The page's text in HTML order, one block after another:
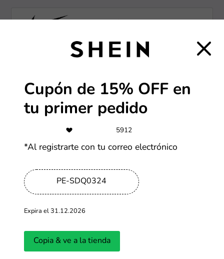
Ofertas Nike de hasta 50% OFF
-50%
Especial de marcas: Ofertas de
hasta 50% OFF
Más cupones de Tiendamia
-70%
Más cupones de SHEIN
Cupón de 15% OFF en
tu primer pedido
5912
*Al registrarte con tu correo electrónico
PE-SDQ0324
Expira el 31.12.2026
Copia & ve a la tienda